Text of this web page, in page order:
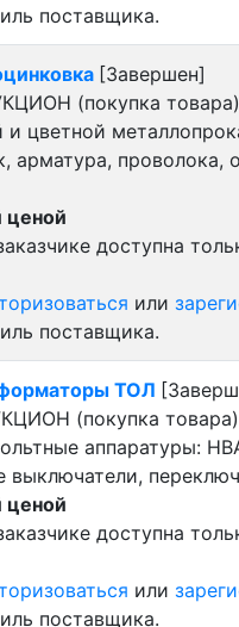
поставщика.
[Завершен]
(покупка товара)
и цветной
арматура, проволока,
ценой
доступна
или
поставщика.
ТОЛ
(покупка товара)
аппаратуры:
выключатели,
ценой
доступна
или
поставщика.